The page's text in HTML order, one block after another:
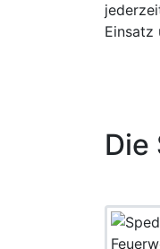
Einsatz
Die